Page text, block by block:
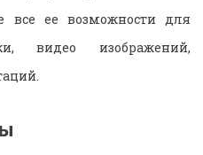
все ее возможности для
видео изображений,